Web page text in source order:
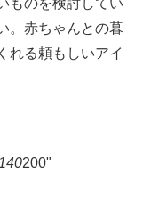
。赤ちゃんとの暮
れる頼もしいアイ
200"